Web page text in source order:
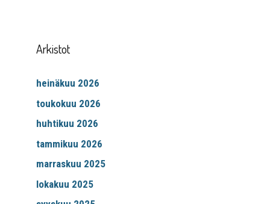
Arkistot
heinäkuu 2026
toukokuu 2026
huhtikuu 2026
tammikuu 2026
marraskuu 2025
lokakuu 2025